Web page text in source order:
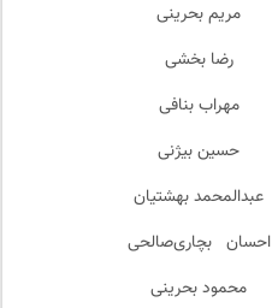
مریم بحرینی
رضا بخشی
مهراب بنافی
حسین بیژنی
عبدالمحمد بهشتیان
احسان بچاری‌صالحی
محمود بحرینی